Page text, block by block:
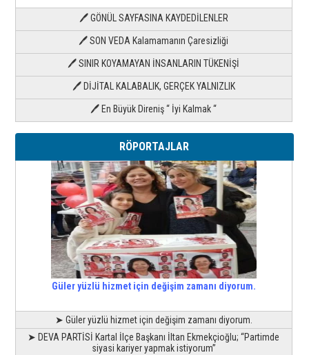
🖊 GÖNÜL SAYFASINA KAYDEDİLENLER
🖊 SON VEDA Kalamamanın Çaresizliği
🖊 SINIR KOYAMAYAN İNSANLARIN TÜKENİŞİ
🖊 DİJİTAL KALABALIK, GERÇEK YALNIZLIK
🖊 En Büyük Direniş “ İyi Kalmak “
RÖPORTAJLAR
Güler yüzlü hizmet için değişim zamanı diyorum.
➤ Güler yüzlü hizmet için değişim zamanı diyorum.
➤ DEVA PARTİSİ Kartal İlçe Başkanı İltan Ekmekçioğlu; “Partimde
siyasi kariyer yapmak istiyorum”